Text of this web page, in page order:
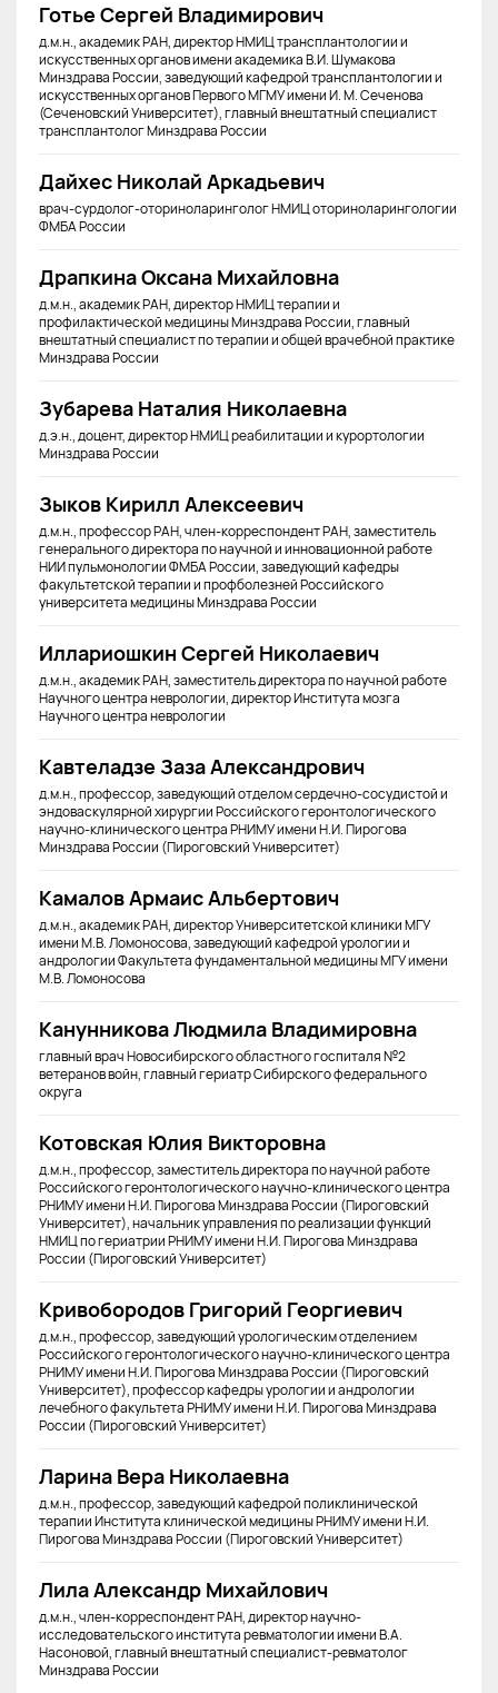
Готье Сергей Владимирович
д.м.н., академик РАН, директор НМИЦ трансплантологии и
искусственных органов имени академика В.И. Шумакова
Минздрава России, заведующий кафедрой трансплантологии и
искусственных органов Первого МГМУ имени И. М. Сеченова
(Сеченовский Университет), главный внештатный специалист
трансплантолог Минздрава России
Дайхес Николай Аркадьевич
врач-сурдолог-оториноларинголог НМИЦ оториноларингологии
ФМБА России
Драпкина Оксана Михайловна
д.м.н., академик РАН, директор НМИЦ терапии и
профилактической медицины Минздрава России, главный
внештатный специалист по терапии и общей врачебной практике
Минздрава России
Зубарева Наталия Николаевна
д.э.н., доцент, директор НМИЦ реабилитации и курортологии
Минздрава России
Зыков Кирилл Алексеевич
д.м.н., профессор РАН, член-корреспондент РАН, заместитель
генерального директора по научной и инновационной работе
НИИ пульмонологии ФМБА России, заведующий кафедры
факультетской терапии и профболезней Российского
университета медицины Минздрава России
Иллариошкин Сергей Николаевич
д.м.н., академик РАН, заместитель директора по научной работе
Научного центра неврологии, директор Института мозга
Научного центра неврологии
Кавтеладзе Заза Александрович
д.м.н., профессор, заведующий отделом сердечно-сосудистой и
эндоваскулярной хирургии Российского геронтологического
научно-клинического центра РНИМУ имени Н.И. Пирогова
Минздрава России (Пироговский Университет)
Камалов Армаис Альбертович
д.м.н., академик РАН, директор Университетской клиники МГУ
имени М.В. Ломоносова, заведующий кафедрой урологии и
андрологии Факультета фундаментальной медицины МГУ имени
М.В. Ломоносова
Канунникова Людмила Владимировна
главный врач Новосибирского областного госпиталя №2
ветеранов войн, главный гериатр Сибирского федерального
округа
Котовская Юлия Викторовна
д.м.н., профессор, заместитель директора по научной работе
Российского геронтологического научно-клинического центра
РНИМУ имени Н.И. Пирогова Минздрава России (Пироговский
Университет), начальник управления по реализации функций
НМИЦ по гериатрии РНИМУ имени Н.И. Пирогова Минздрава
России (Пироговский Университет)
Кривобородов Григорий Георгиевич
д.м.н., профессор, заведующий урологическим отделением
Российского геронтологического научно-клинического центра
РНИМУ имени Н.И. Пирогова Минздрава России (Пироговский
Университет), профессор кафедры урологии и андрологии
лечебного факультета РНИМУ имени Н.И. Пирогова Минздрава
России (Пироговский Университет)
Ларина Вера Николаевна
д.м.н., профессор, заведующий кафедрой поликлинической
терапии Института клинической медицины РНИМУ имени Н.И.
Пирогова Минздрава России (Пироговский Университет)
Лила Александр Михайлович
д.м.н., член-корреспондент РАН, директор научно-
исследовательского института ревматологии имени В.А.
Насоновой, главный внештатный специалист-ревматолог
Минздрава России